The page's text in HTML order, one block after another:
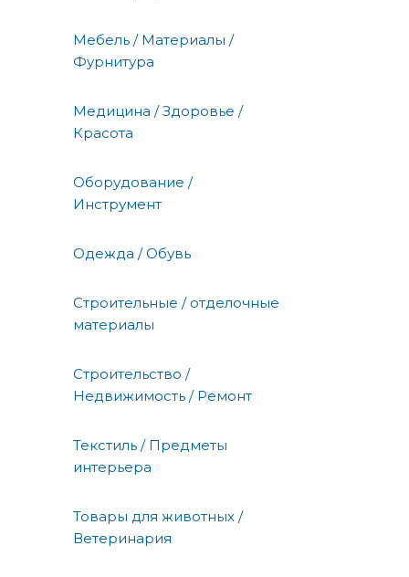
Мебель / Материалы /
Фурнитура
Медицина / Здоровье /
Красота
Оборудование /
Инструмент
Одежда / Обувь
Строительные / отделочные
материалы
Строительство /
Недвижимость / Ремонт
Текстиль / Предметы
интерьера
Товары для животных /
Ветеринария